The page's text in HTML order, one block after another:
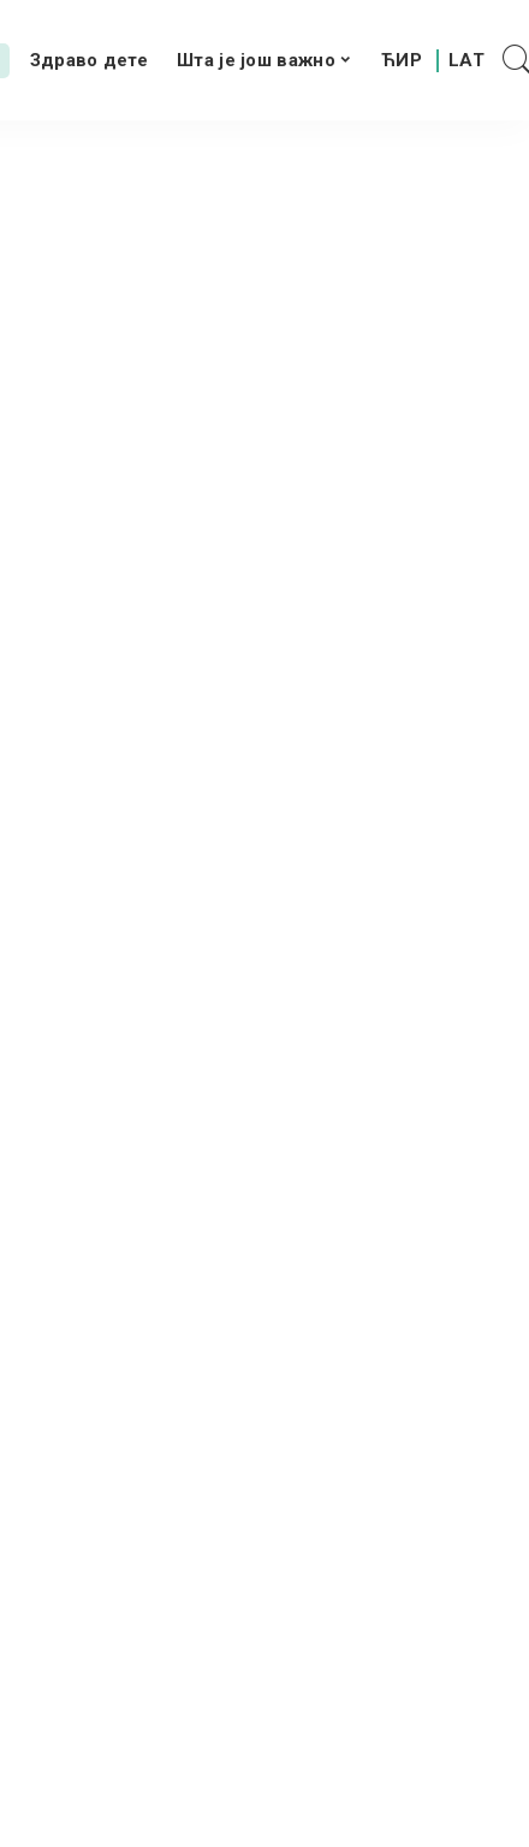
Здраво дете Шта је још важно